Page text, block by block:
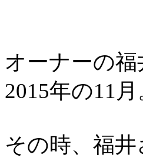
オーナーの
2015年の11月
その時、福